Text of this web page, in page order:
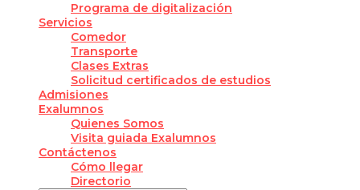
Programa de digitalización
Servicios
Comedor
Transporte
Clases Extras
Solicitud certificados de estudios
Admisiones
Exalumnos
Quienes Somos
Visita guiada Exalumnos
Contáctenos
Cómo llegar
Directorio